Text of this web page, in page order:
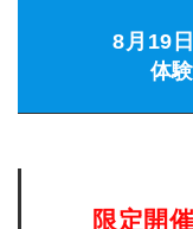
8月19
体
限定開